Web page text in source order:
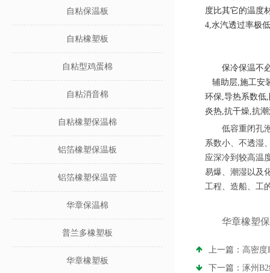
自粘保温板
自粘橡塑板
自粘型鸡蛋棉
自粘消音棉
自粘橡塑保温棉
铝箔橡塑保温板
铝箔橡塑保温管
华章保温棉
普兰多橡塑板
华章橡塑板
度比其它的温度
4,水汽透过率极
保冷保温不
辅助层,施工安
环保,导热系数低,
炎热,抗干燥,抗
低容重闭孔
系数小、不透湿
应深冷到较高温
易爆、潮湿以及
工程、造船、工
华章橡塑
上一篇： 高密度
下一篇： 涿州